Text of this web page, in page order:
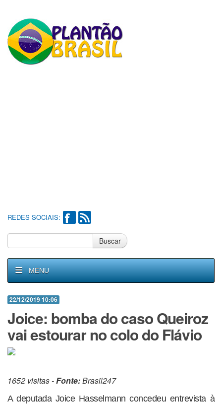
REDES SOCIAIS:
Buscar
MENU
22/12/2019 10:06
Joice: bomba do caso Queiroz
vai estourar no colo do Flávio
1652 visitas -Fonte:Brasil247
A deputada Joice Hasselmann concedeu entrevista à